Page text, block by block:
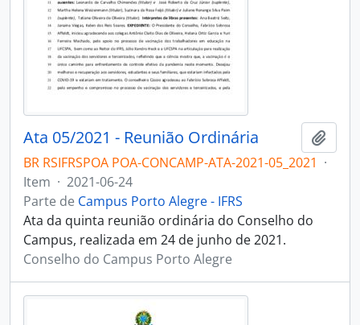
Ata 05/2021 - Reunião Ordinária
BR RSIFRSPOA POA-CONCAMP-ATA-2021-05_2021 ·
Item · 2021-06-24
Parte de Campus Porto Alegre - IFRS
Ata da quinta reunião ordinária do Conselho do
Campus, realizada em 24 de junho de 2021.
Conselho do Campus Porto Alegre